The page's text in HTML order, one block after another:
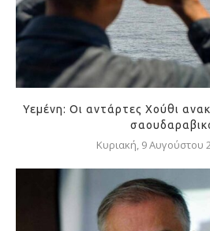
Υεμένη: Οι αντάρτες Χούθι
Κυριακή, 9 Αυγούστου